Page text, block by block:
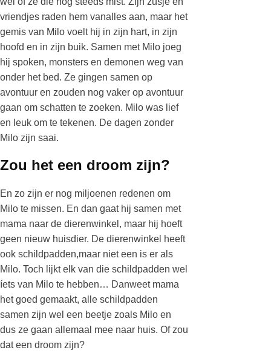
vriendjes raden hem vanalles aan, maar het
gemis van Milo voelt hij in zijn hart, in zijn
hoofd en in zijn buik. Samen met Milo joeg
hij spoken, monsters en demonen weg van
onder het bed. Ze gingen samen op
avontuur en zouden nog vaker op avontuur
gaan om schatten te zoeken. Milo was lief
en leuk om te tekenen. De dagen zonder
Milo zijn saai.
Zou het een droom zijn?
En zo zijn er nog miljoenen redenen om
Milo te missen. En dan gaat hij samen met
mama naar de dierenwinkel, maar hij hoeft
geen nieuw huisdier. De dierenwinkel heeft
ook schildpadden,maar niet een is er als
Milo. Toch lijkt elk van die schildpadden wel
íets van Milo te hebben… Danweet mama
het goed gemaakt, alle schildpadden
samen zijn wel een beetje zoals Milo en
dus ze gaan allemaal mee naar huis. Of zou
dat een droom zijn?